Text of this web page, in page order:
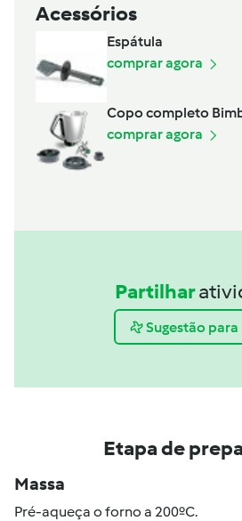
Acessórios
Espátula
comprar agora
Copo completo
comprar agora
Partilhar
Sugestão para
Etapa de
Massa
Pré-aqueça o forno a 200ºC.